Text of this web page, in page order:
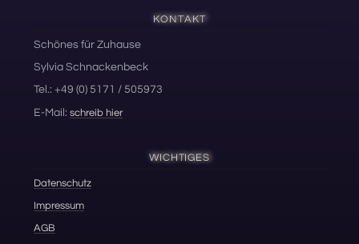
KONTAKT
Schönes für Zuhause
Sylvia Schnackenbeck
Tel.: +49 (0) 5171 / 505973
E-Mail:schreib hier
WICHTIGES
Datenschutz
Impressum
AGB